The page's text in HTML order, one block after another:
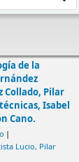
de la
Collado, Pilar
Isabel
Cano.
Lucio, Pilar